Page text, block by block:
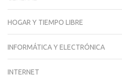
HOGAR Y TIEMPO LIBRE
INFORMÁTICA Y ELECTRÓNICA
INTERNET